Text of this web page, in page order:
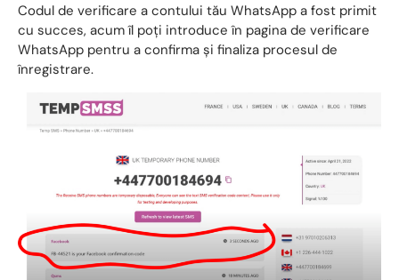
Codul de verificare a contului tău WhatsApp a fost primit
cu succes, acum îl poți introduce în pagina de verificare
WhatsApp pentru a confirma și finaliza procesul de
înregistrare.